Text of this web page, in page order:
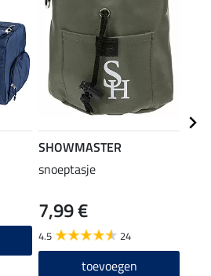
SHOWMASTER
snoeptasje
7,99 €
4.5 24
toevoegen